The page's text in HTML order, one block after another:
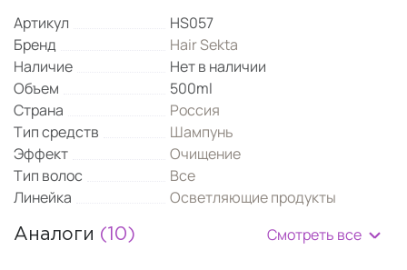
Артикул
HS057
Бренд
Hair Sekta
Наличие
Нет в наличии
Объем
500ml
Страна
Россия
Тип средств
Шампунь
Эффект
Очищение
Тип волос
Все
Линейка
Осветляющие продукты
Аналоги (10) Смотреть все